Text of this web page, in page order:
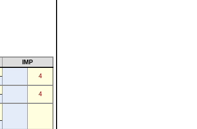
IMP
4
4